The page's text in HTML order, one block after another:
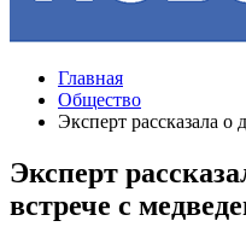
Главная
Общество
Эксперт рассказала о
Эксперт
встрече с